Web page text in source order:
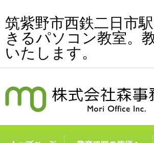
筑紫野市西鉄二日市
きるパソコン教室。
いたします。